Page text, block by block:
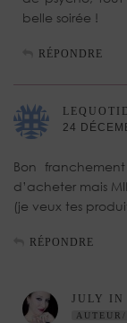
belle soirée !
RÉPONDRE
24
Bon
d’acheter mais
(je veux tes
RÉPONDRE
JULY IN